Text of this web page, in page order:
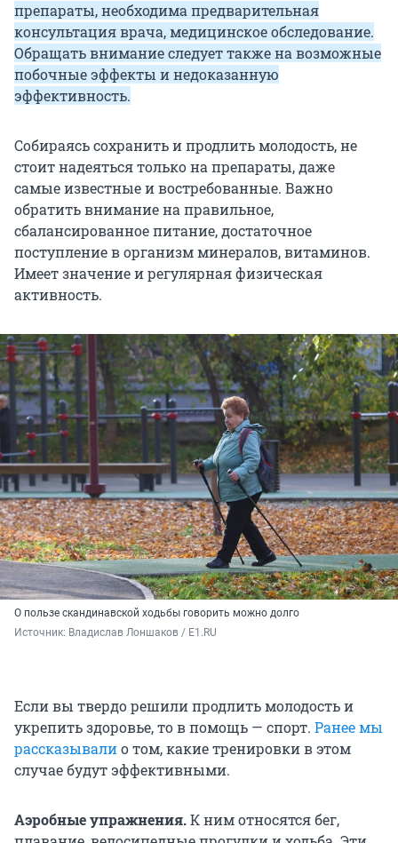
препараты, необходима предварительная
консультация врача, медицинское обследование.
Обращать внимание следует также на возможные
побочные эффекты и недоказанную
эффективность.
Собираясь сохранить и продлить молодость, не
стоит надеяться только на препараты, даже
самые известные и востребованные. Важно
обратить внимание на правильное,
сбалансированное питание, достаточное
поступление в организм минералов, витаминов.
Имеет значение и регулярная физическая
активность.
О пользе скандинавской ходьбы говорить можно долго
Источник: Владислав Лоншаков / E1.RU
Если вы твердо решили продлить молодость и
укрепить здоровье, то в помощь — спорт. Ранее мы
рассказывалио том, какие тренировки в этом
случае будут эффективными.
Аэробные упражнения.К ним относятся бег,